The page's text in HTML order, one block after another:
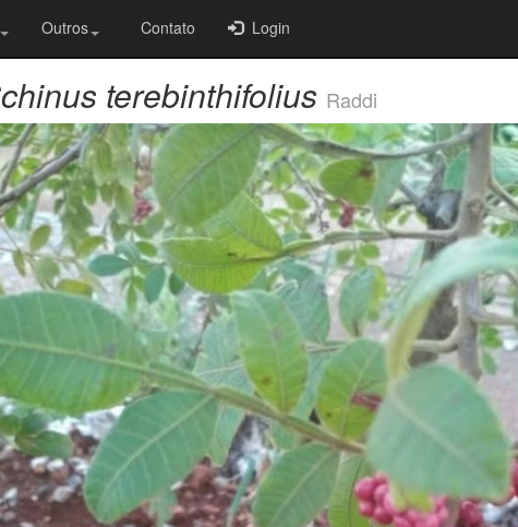
Outros Contato Login
terebinthifolius Raddi